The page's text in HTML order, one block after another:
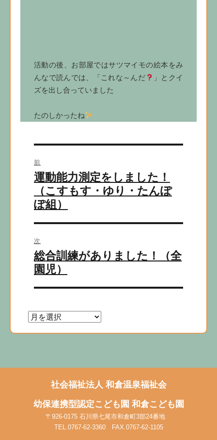
活動の後、お部屋ではサツマイモの絵本をみ
んなで読んでは、「これな～んだ
」とクイ
ズを出し合っていました
たのしかったね
稿
ナ
ビ
ゲ
ー
シ
ョ
ン
前
前
の
投
稿:
運動能力測定をしました！
（こすもす・ゆり・たんぽ
ぽ組）
次
次
の
投
稿:
総合訓練がありました！（全
園児）
社会福祉法人 和倉温泉福祉会
幼保連携型認定こども園 和倉こども園
〒926-0175 石川県七尾市和倉町3部24番地
TEL.0767-62-3360 FAX.0767-62-1105